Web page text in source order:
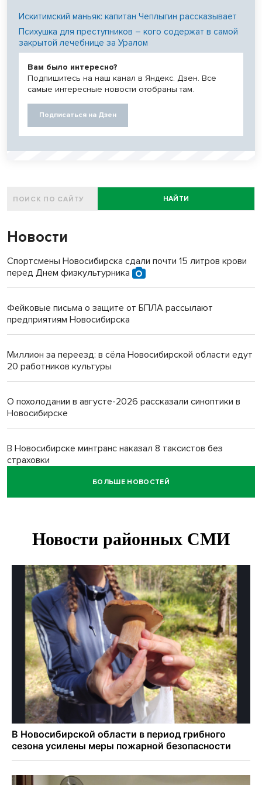
Искитимский маньяк: капитан Чеплыгин рассказывает
Психушка для преступников – кого содержат в самой
закрытой лечебнице за Уралом
Вам было интересно?
Подпишитесь на наш канал в Яндекс. Дзен. Все
самые интересные новости отобраны там.
Подписаться на Дзен
НАЙТИ
Новости
Спортсмены Новосибирска сдали почти 15 литров крови
перед Днем физкультурника
Фейковые письма о защите от БПЛА рассылают
предприятиям Новосибирска
Миллион за переезд: в сёла Новосибирской области едут
20 работников культуры
О похолодании в августе-2026 рассказали синоптики в
Новосибирске
В Новосибирске минтранс наказал 8 таксистов без
страховки
БОЛЬШЕ НОВОСТЕЙ